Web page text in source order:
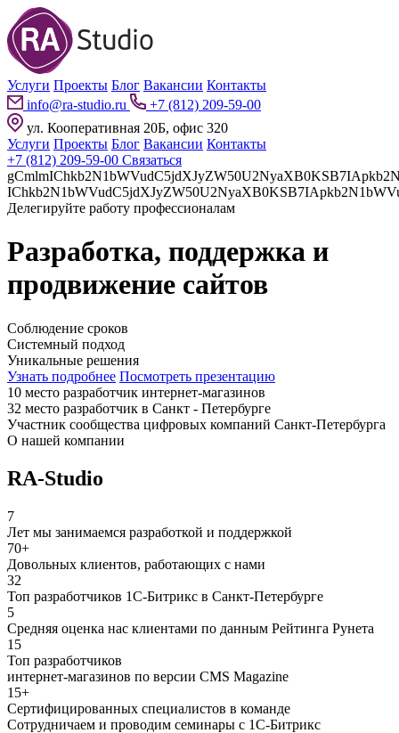
Услуги Проекты Блог Вакансии Контакты
info@ra-studio.ru
+7 (812) 209-59-00
ул. Кооперативная 20Б, офис 320
Услуги Проекты Блог Вакансии Контакты
+7 (812) 209-59-00 Связаться
Делегируйте работу профессионалам
Разработка, поддержка и
продвижение сайтов
Соблюдение сроков
Системный подход
Уникальные решения
Узнать подробнее Посмотреть презентацию
10 место разработчик интернет-магазинов
32 место разработчик в Санкт - Петербурге
Участник сообщества цифровых компаний Санкт-Петербурга
О нашей компании
RA-Studio
7
Лет мы занимаемся разработкой и поддержкой
70+
Довольных клиентов, работающих с нами
32
Топ разработчиков 1С-Битрикс в Санкт-Петербурге
5
Средняя оценка нас клиентами по данным Рейтинга Рунета
15
Топ разработчиков
интернет-магазинов по версии CMS Magazine
15+
Сертифицированных специалистов в команде
Сотрудничаем и проводим семинары с 1С-Битрикс